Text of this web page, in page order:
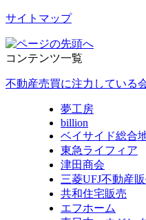
サイトマップ
コンテンツ一覧
不動産売買に注力している
夢工房
billion
ベイサイド総合
東急ライフィア
津田商会
三菱UFJ不動産
共和住宅販売
エフホーム